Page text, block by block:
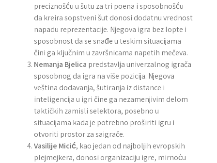
preciznošću u šutu za tri poena i sposobnošću
da kreira sopstveni šut donosi dodatnu vrednost
napadu reprezentacije. Njegova igra bez lopte i
sposobnost da se snađe u teskim situacijama
čini ga ključnim u završnicama napetih mečeva.
Nemanja Bjelica predstavlja univerzalnog igrača
sposobnog da igra na više pozicija. Njegova
veština dodavanja, šutiranja iz distance i
inteligencija u igri čine ga nezamenjivim delom
taktičkih zamisli selektora, posebno u
situacijama kada je potrebno proširiti igru i
otvoriti prostor za saigrače.
Vasilije Micić, kao jedan od najboljih evropskih
plejmejkera, donosi organizaciju igre, mirnoću